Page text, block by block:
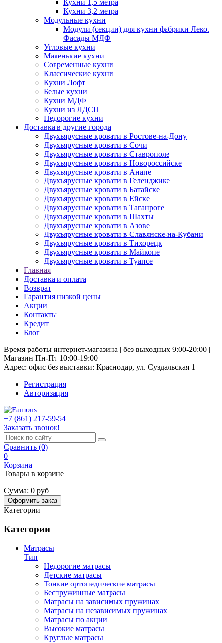
Кухни 1,5 метра
Кухни 3,2 метра
Модульные кухни
Модули (секции) для кухни фабрики Леко.
Фасады МДФ
Угловые кухни
Маленькие кухни
Современные кухни
Классические кухни
Кухни Лофт
Белые кухни
Кухни МДФ
Кухни из ЛДСП
Недорогие кухни
Доставка в другие города
Двухъярусные кровати в Ростове-на-Дону
Двухъярусные кровати в Сочи
Двухъярусные кровати в Ставрополе
Двухъярусные кровати в Новороссийске
Двухъярусные кровати в Анапе
Двухъярусные кровати в Геленджике
Двухъярусные кровати в Батайске
Двухъярусные кровати в Ейске
Двухъярусные кровати в Таганроге
Двухъярусные кровати в Шахты
Двухъярусные кровати в Азове
Двухъярусные кровати в Славянске-на-Кубани
Двухъярусные кровати в Тихорецк
Двухъярусные кровати в Майкопе
Двухъярусные кровати в Туапсе
Главная
Доставка и оплата
Возврат
Гарантия низкой цены
Акции
Контакты
Кредит
Блог
Время работы интернет-магазина | без выходных 9:00-20:00 |
Магазин Пн-Пт 10:00-19:00
Адрес: офис без выставки: Краснодар, ул. Суздальская 1
Регистрация
Авторизация
+7 (861) 217-59-54
Заказать звонок!
Сравнить (0)
0
Корзина
Товары в корзине
Сумма: 0 руб
Оформить заказ
Категории
Категории
Матрасы
Тип
Недорогие матрасы
Детские матрасы
Тонкие ортопедические матрасы
Беспружинные матрасы
Матрасы на зависимых пружинах
Матрасы на независимых пружинах
Матрасы по акции
Высокие матрасы
Круглые матрасы